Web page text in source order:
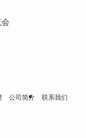
公司简介
联系我们